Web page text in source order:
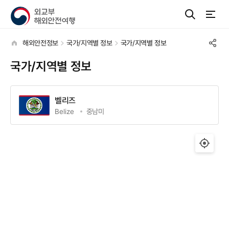
해외안전정보 국가/지역별 정보 국가/지역별 정보
국가/지역별 정보
벨리즈
Belize 중남미